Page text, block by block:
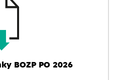
BOZP PO 2026